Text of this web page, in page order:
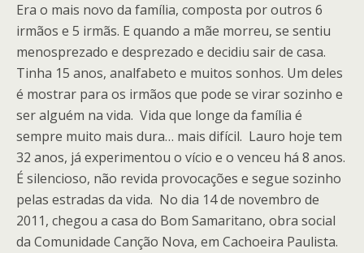
Era o mais novo da família, composta por outros 6
irmãos e 5 irmãs. E quando a mãe morreu, se sentiu
menosprezado e desprezado e decidiu sair de casa.
Tinha 15 anos, analfabeto e muitos sonhos. Um deles
é mostrar para os irmãos que pode se virar sozinho e
ser alguém na vida. Vida que longe da família é
sempre muito mais dura… mais difícil. Lauro hoje tem
32 anos, já experimentou o vício e o venceu há 8 anos.
É silencioso, não revida provocações e segue sozinho
pelas estradas da vida. No dia 14 de novembro de
2011, chegou a casa do Bom Samaritano, obra social
da Comunidade Canção Nova, em Cachoeira Paulista.